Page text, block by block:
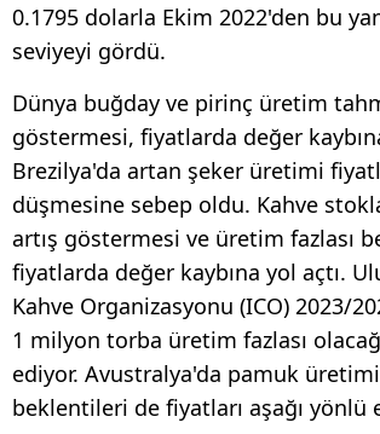
0.1795 dolarla Ekim 2022'den bu
seviyeyi gördü.
Dünya buğday ve pirinç üretim
göstermesi, fiyatlarda değer
Brezilya'da artan şeker üretimi
düşmesine sebep oldu. Kahve
artış göstermesi ve üretim fazlası
fiyatlarda değer kaybına yol açtı.
Kahve Organizasyonu (ICO) 2023/
1 milyon torba üretim fazlası
ediyor. Avustralya'da pamuk
beklentileri de fiyatları aşağı yönlü